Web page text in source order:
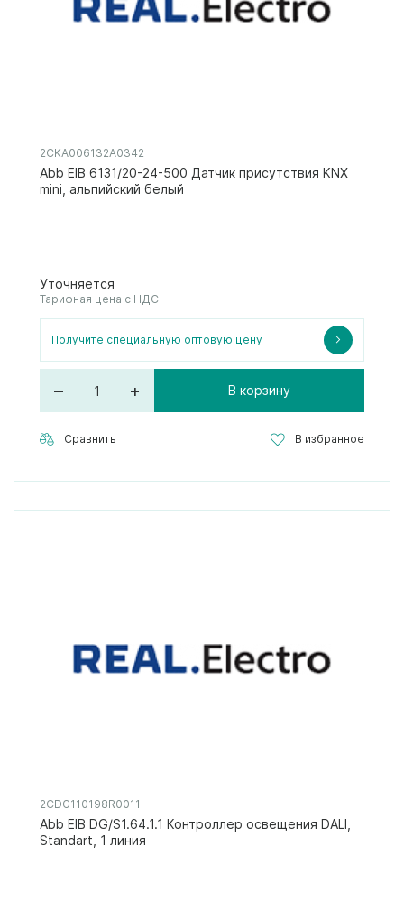
2CKA006132A0342
Abb EIB 6131/20-24-500 Датчик присутствия KNX
mini, альпийский белый
Уточняется
Тарифная цена с НДС
Получите специальную оптовую цену
– + В корзину
Сравнить В избранное
2CDG110198R0011
Abb EIB DG/S1.64.1.1 Контроллер освещения DALI,
Standart, 1 линия